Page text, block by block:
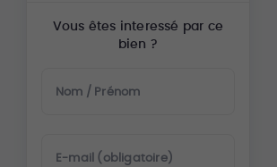
Vous êtes interessé par ce
bien ?
Nom / Prénom
E-mail (obligatoire)